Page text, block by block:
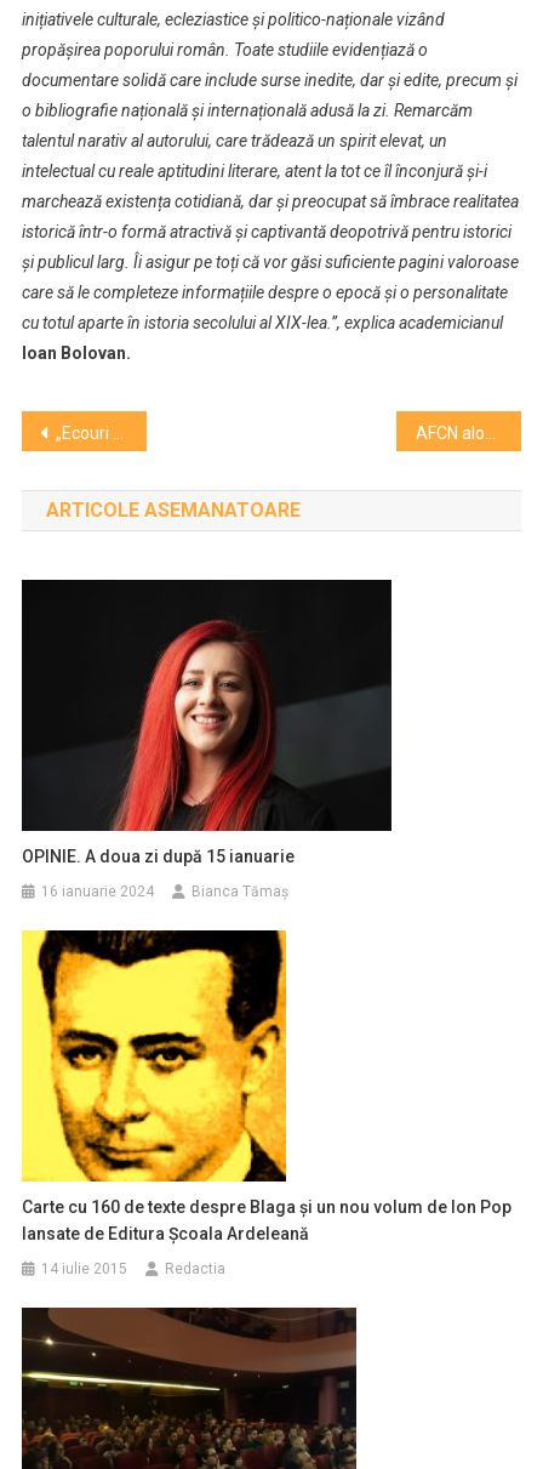
inițiativele culturale, ecleziastice și politico-naționale vizând
propășirea poporului român. Toate studiile evidențiază o
documentare solidă care include surse inedite, dar și edite, precum și
o bibliografie națională și internațională adusă la zi. Remarcăm
talentul narativ al autorului, care trădează un spirit elevat, un
intelectual cu reale aptitudini literare, atent la tot ce îl înconjură și-i
marchează existența cotidiană, dar și preocupat să îmbrace realitatea
istorică într-o formă atractivă și captivantă deopotrivă pentru istorici
și publicul larg. Îi asigur pe toți că vor găsi suficiente pagini valoroase
care să le completeze informațiile despre o epocă și o personalitate
cu totul aparte în istoria secolului al XIX-lea.”, explica academicianul
Ioan Bolovan.
Navigare
în
articole
„Ecouri din sacralitate (III)”, o noua expozitie la Muzeul de Arta AFCN alocă 48 de milioane lei pentru finanţarea proiectelor culturale
ARTICOLE ASEMANATOARE
OPINIE. A doua zi după 15 ianuarie
16 ianuarie 2024 Bianca Tămaș
Carte cu 160 de texte despre Blaga şi un nou volum de Ion Pop
lansate de Editura Şcoala Ardeleană
14 iulie 2015 Redactia